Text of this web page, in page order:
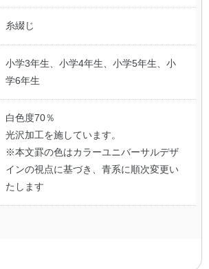
糸綴じ
小学3年生、小学4年生、小学5年生、小
学6年生
白色度70％
光沢加工を施しています。
※本文罫の色はカラーユニバーサルデザ
インの視点に基づき、青系に順次変更い
たします